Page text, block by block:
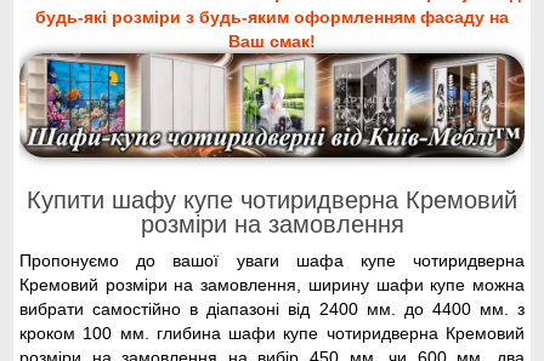
будь-які розміри з будь-яким оформленням фасаду на
Ваш смак!
Купити шафу купе чотиридверна Кремовий
розміри на замовлення
Пропонуємо до вашої уваги шафа купе чотиридверна
Кремовий розміри на замовлення, ширину шафи купе можна
вибрати самостійно в діапазоні від 2400 мм. до 4400 мм. з
кроком 100 мм. глибина шафи купе чотиридверна Кремовий